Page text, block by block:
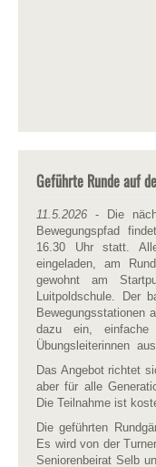
Geführte Runde auf
11.5.2026 - Die
Bewegungspfad
16.30 Uhr statt.
eingeladen, am
gewohnt am
Luitpoldschule. Der
Bewegungsstationen
dazu ein, einfache
Übungsleiterinnen
Das Angebot richtet
aber für alle
Die Teilnahme ist
Die geführten
Es wird von der
Seniorenbeirat Selb